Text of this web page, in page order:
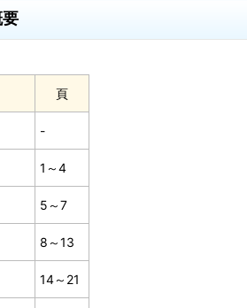
頁
-
1～4
5～7
8～13
14～21